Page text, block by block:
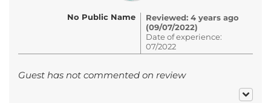
No Public Name
Reviewed: 4 years ago
(09/07/2022)
Date of experience:
07/2022
Guest has not commented on review